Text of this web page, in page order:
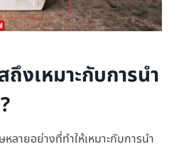
งเหมาะกับการนำ
ายอย่างที่ทำให้เหมาะกับการนำ